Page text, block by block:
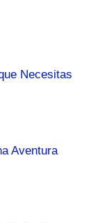
Necesitas
Aventura